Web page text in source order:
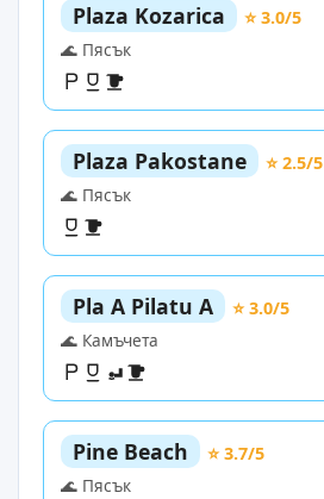
Plaza Kozarica
⭐ 3.0/5
🌊 Пясък
Plaza Pakostane
⭐ 2.5/5
🌊 Пясък
Pla A Pilatu A
⭐ 3.0/5
🌊 Камъчета
Pine Beach
⭐ 3.7/5
🌊 Пясък